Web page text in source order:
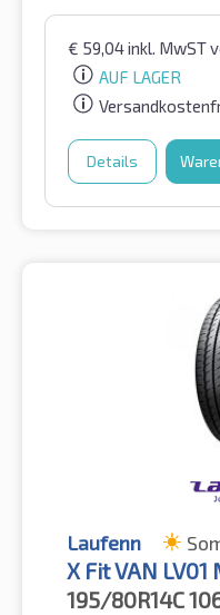
€ 59,04inkl. MwST
AUF LAGER
Details
Laufenn
X Fit VAN LV01
195/80R14C